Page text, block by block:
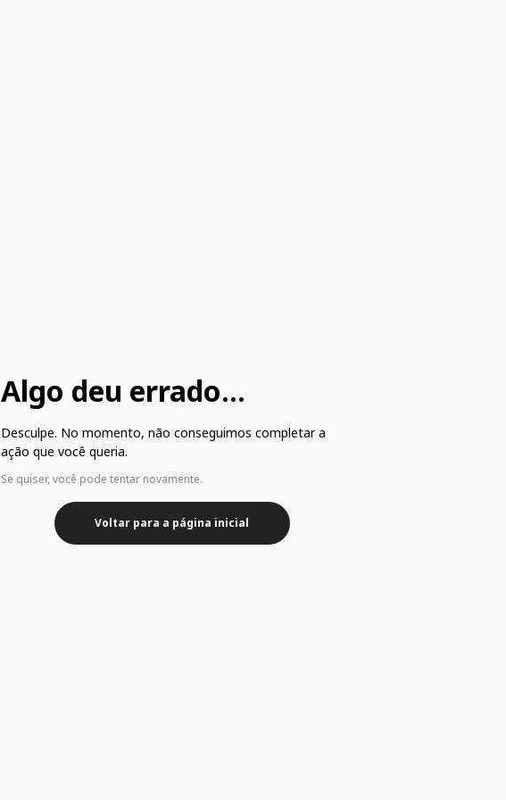
Algo deu errado...
Desculpe. No momento, não conseguimos completar a
ação que você queria.
Se quiser, você pode tentar novamente.
Voltar para a página inicial